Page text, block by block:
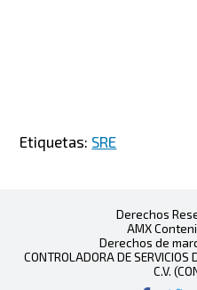
Etiquetas: SRE
Derechos
AMX
Derechos de
CONTROLADORA DE SERVICIOS
C.V.